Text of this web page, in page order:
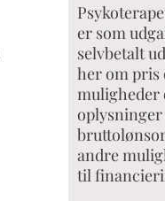
er som
selvbetalt
her om pris
muligheder
oplysninger
andre
til